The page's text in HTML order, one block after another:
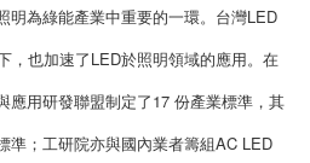
明為綠能產業中重要的一環。台灣LED
，也加速了LED於照明領域的應用。在
應用研發聯盟制定了17 份產業標準，其
準；工研院亦與國內業者籌組AC LED